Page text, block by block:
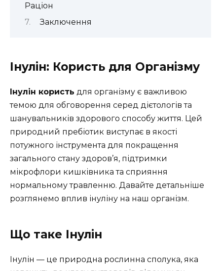
Раціон
Заключення
Інулін: Користь для Організму
Інулін користь для організму є важливою
темою для обговорення серед дієтологів та
шанувальників здорового способу життя. Цей
природний пребіотик виступає в якості
потужного інструмента для покращення
загального стану здоров’я, підтримки
мікрофлори кишківника та сприяння
нормальному травленню. Давайте детальніше
розглянемо вплив інуліну на наш організм.
Що таке Інулін
Інулін — це природна рослинна сполука, яка